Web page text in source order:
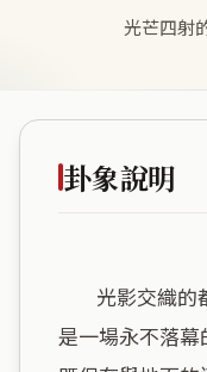
光芒四射
卦象說明
是一場永不落幕